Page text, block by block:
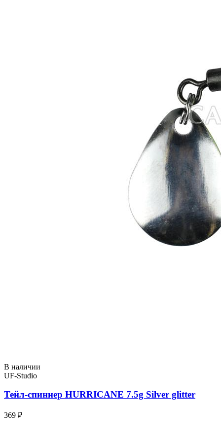
В наличии
UF-Studio
Тейл-спиннер HURRICANE 7.5g Silver glitter
369 ₽